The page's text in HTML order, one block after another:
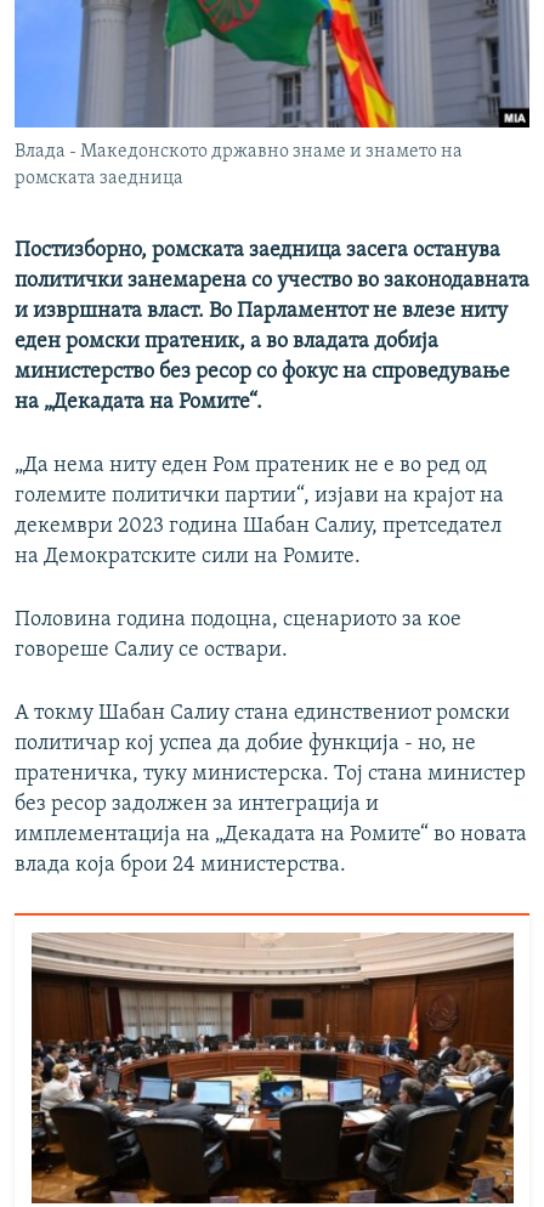
РСЕ веб страници
Влада - Македонското државно знаме и знамето на
ромската заедница
Постизборно, ромската заедница засега останува
политички занемарена со учество во законодавната
и извршната власт. Во Парламентот не влезе ниту
еден ромски пратеник, а во владата добија
министерство без ресор со фокус на спроведување
на „Декадата на Ромите“.
„Да нема ниту еден Ром пратеник не е во ред од
големите политички партии“, изјави на крајот на
декември 2023 година Шабан Салиу, претседател
на Демократските сили на Ромите.
Половина година подоцна, сценариото за кое
говореше Салиу се оствари.
А токму Шабан Салиу стана единствениот ромски
политичар кој успеа да добие функција - но, не
пратеничка, туку министерска. Тој стана министер
без ресор задолжен за интеграција и
имплементација на „Декадата на Ромите“ во новата
влада која брои 24 министерства.